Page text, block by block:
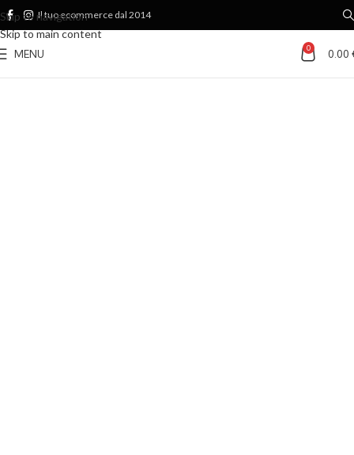
Skip to navigation
Skip to main content
Il tuo ecommerce dal 2014
MENU 0 0.00